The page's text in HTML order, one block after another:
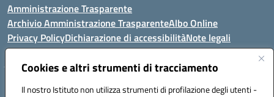
Cookies e altri strumenti di tracciamento
Il nostro Istituto non utilizza strumenti di profilazione degli utenti -
Amministrazione Trasparente
Archivio Amministrazione TrasparenteAlbo Online
Privacy PolicyDichiarazione di accessibilitàNote legali
Istituto Comprensivo Statale